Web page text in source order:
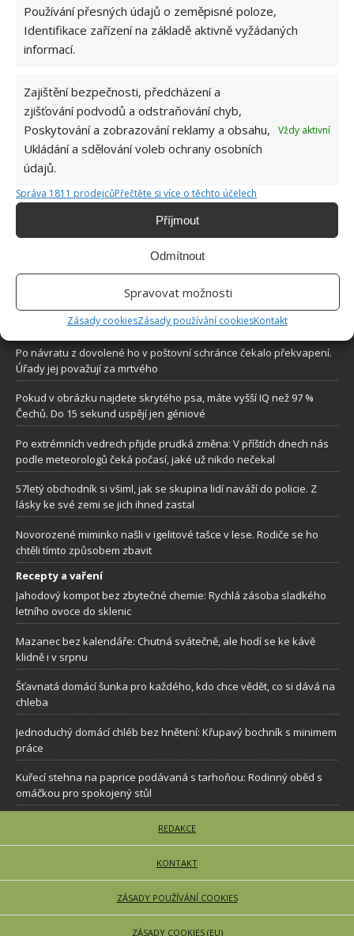
Používání přesných údajů o zeměpisné poloze,
Identifikace zařízení na základě aktivně vyžádaných
informací.
Zajištění bezpečnosti, předcházení a
zjišťování podvodů a odstraňování chyb,
Poskytování a zobrazování reklamy a obsahu,
Ukládání a sdělování voleb ochrany osobních
údajů.
Vždy aktivní
Správa 1811 prodejcůPřečtěte si více o těchto účelech
Příjmout
Odmítnout
Spravovat možnosti
Zásady cookiesZásady používání cookiesKontakt
Využití dešťové vody v domácnosti: Tři
Sháníte zajímavé tipy jak vylepšit Váš domov? Originální nápady,
Bydlimeutulne.cz
Po návratu z dovolené ho v poštovní schránce čekalo překvapení.
Úřady jej považují za mrtvého
Pokud v obrázku najdete skrytého psa, máte vyšší IQ než 97 %
Čechů. Do 15 sekund uspějí jen géniové
Po extrémních vedrech přijde prudká změna: V příštích dnech nás
podle meteorologů čeká počasí, jaké už nikdo nečekal
57letý obchodník si všiml, jak se skupina lidí naváží do policie. Z
lásky ke své zemi se jich ihned zastal
Novorozené miminko našli v igelitové tašce v lese. Rodiče se ho
chtěli tímto způsobem zbavit
Recepty a vaření
Jahodový kompot bez zbytečné chemie: Rychlá zásoba sladkého
letního ovoce do sklenic
Mazanec bez kalendáře: Chutná svátečně, ale hodí se ke kávě
klidně i v srpnu
Šťavnatá domácí šunka pro každého, kdo chce vědět, co si dává na
chleba
Jednoduchý domácí chléb bez hnětení: Křupavý bochník s minimem
práce
Kuřecí stehna na paprice podávaná s tarhoňou: Rodinný oběd s
omáčkou pro spokojený stůl
REDAKCE
KONTAKT
ZÁSADY POUŽÍVÁNÍ COOKIES
ZÁSADY COOKIES (EU)